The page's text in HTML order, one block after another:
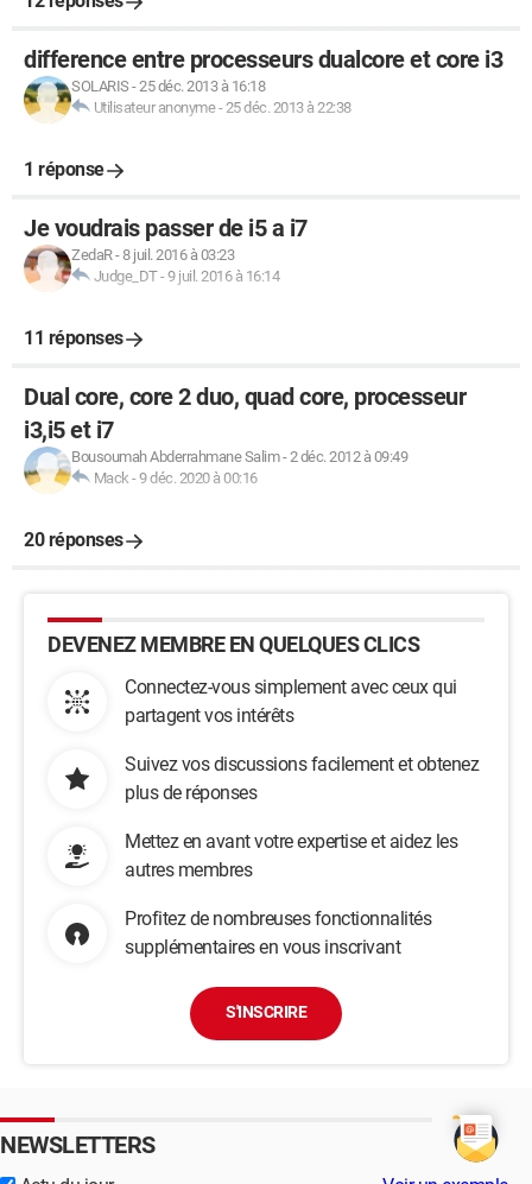
difference entre processeurs dualcore et core i3
SOLARIS -25 déc. 2013 à 16:18
Utilisateur anonyme-25 déc. 2013 à 22:38
1 réponse
Je voudrais passer de i5 a i7
ZedaR-8 juil. 2016 à 03:23
Judge_DT-9 juil. 2016 à 16:14
11 réponses
Dual core, core 2 duo, quad core, processeur
i3,i5 et i7
Bousoumah Abderrahmane Salim-2 déc. 2012 à 09:49
Mack -9 déc. 2020 à 00:16
20 réponses
DEVENEZ MEMBRE EN QUELQUES CLICS
Connectez-vous simplement avec ceux qui
partagent vos intérêts
Suivez vos discussions facilement et obtenez
plus de réponses
Mettez en avant votre expertise et aidez les
autres membres
Profitez de nombreuses fonctionnalités
supplémentaires en vous inscrivant
S'INSCRIRE
NEWSLETTERS